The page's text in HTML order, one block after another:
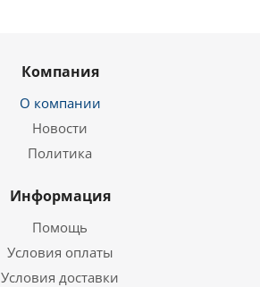
Компания
О компании
Новости
Политика
Информация
Помощь
Условия оплаты
Условия доставки